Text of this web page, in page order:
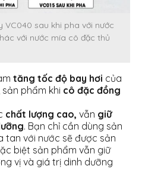
sau khi pha với nước
với nước mía cô đặc thủ
tăng tốc độ bay hơi của
phẩm khi cô đặc đồng
chất lượng cao, vẫn giữ
. Bạn chỉ cần dùng sản
tan với nước sẽ được sản
biệt sản phẩm vẫn giữ
vị và giá trị dinh dưỡng